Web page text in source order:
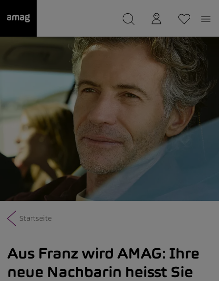
wurde als Ihre Garage gespeichert.
Startseite
Aus Franz wird AMAG: Ihre
neue Nachbarin heisst Sie